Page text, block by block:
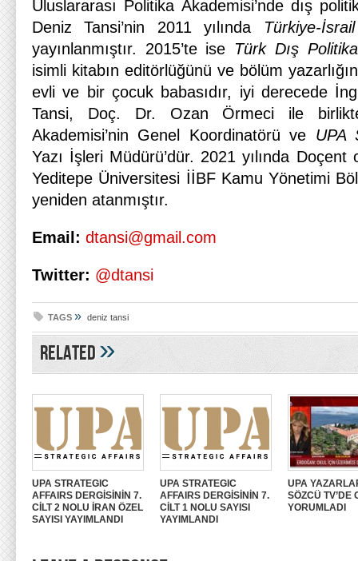
Uluslararası Politika Akademisi’nde dış
Deniz Tansi’nin 2011 yılında
Türkiye-
yayınlanmıştır. 2015’te ise Türk Dış
isimli kitabın editörlüğünü ve bölüm
evli ve bir çocuk babasıdır, iyi derecede
Tansi, Doç. Dr. Ozan Örmeci ile
Akademisi’nin Genel Koordinatörü ve UPA
Yazı İşleri Müdürü’dür. 2021 yılında Doçent
Yeditepe Üniversitesi İİBF Kamu Yönetimi
yeniden atanmıştır.
Email: dtansi@gmail.com
Twitter: @dtansi
TAGS » deniz tansi
Related»
UPA STRATEGIC
AFFAIRS DERGİSİNİN 7.
CİLT 2 NOLU İRAN ÖZEL
SAYISI YAYIMLANDI
UPA STRATEGIC
AFFAIRS DERGİSİNİN 7.
CİLT 1 NOLU SAYISI
YAYIMLANDI
UPA
SÖZCÜ TV’DE
YORUMLADI